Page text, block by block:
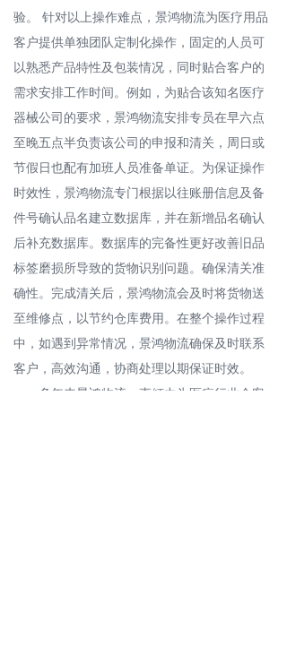
验。 针对以上操作难点，景鸿物流为医疗用品
客户提供单独团队定制化操作，固定的人员可
以熟悉产品特性及包装情况，同时贴合客户的
需求安排工作时间。例如，为贴合该知名医疗
器械公司的要求，景鸿物流安排专员在早六点
至晚五点半负责该公司的申报和清关，周日或
节假日也配有加班人员准备单证。为保证操作
时效性，景鸿物流专门根据以往账册信息及备
件号确认品名建立数据库，并在新增品名确认
后补充数据库。数据库的完备性更好改善旧品
标签磨损所导致的货物识别问题。确保清关准
确性。完成清关后，景鸿物流会及时将货物送
至维修点，以节约仓库费用。在整个操作过程
中，如遇到异常情况，景鸿物流确保及时联系
客户，高效沟通，协商处理以期保证时效。
多年来景鸿物流一直倾力为医疗行业众客